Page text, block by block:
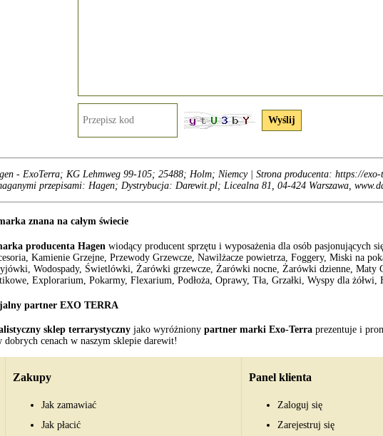
- ExoTerra; KG Lehmweg 99-105; 25488; Holm; Niemcy | Strona producenta: https://
przepisami: Hagen; Dystrybucja: Darewit.pl; Licealna 81, 04-424 Warszawa,
znana na całym świecie
producenta Hagen wiodący producent sprzętu i wyposażenia dla osób pasjonujących
Kamienie Grzejne, Przewody Grzewcze, Nawilżacze powietrza, Foggery, Miski na
Wodospady, Świetlówki, Żarówki grzewcze, Żarówki nocne, Żarówki dzienne, Maty
Explorarium, Pokarmy, Flexarium, Podłoża, Oprawy, Tła, Grzałki, Wyspy dla
partner EXO TERRA
sklep terrarystyczny jako wyróżniony partner marki Exo-Terra prezentuje i
dobrych cenach w naszym sklepie darewit!
Zakupy
Jak zamawiać
Jak płacić
Panel klienta
Zaloguj się
Zarejestruj się